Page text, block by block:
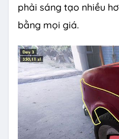
phải sáng tạo nhiều
bằng mọi giá.